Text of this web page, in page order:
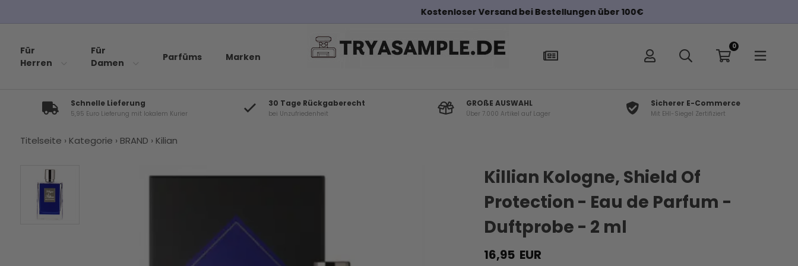
Kostenloser Versand bei Bestellungen über 100€
Für
Herren
Für
Damen
Parfüms Marken
0
Schnelle Lieferung
5,95 Euro Lieferung mit lokalem Kurier
30 Tage Rückgaberecht
bei Unzufriedenheit
GROßE AUSWAHL
Über 7.000 Artikel auf Lager
Sicherer E-Commerce
Mit EHI-Siegel Zertifiziert
Titelseite › Kategorie › BRAND › Kilian
Killian Kologne, Shield Of
Protection - Eau de Parfum -
Duftprobe - 2 ml
16,95EUR